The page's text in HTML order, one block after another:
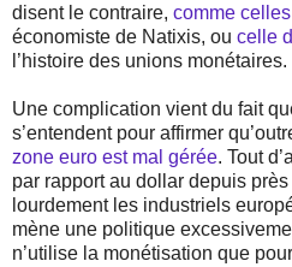
disent le contraire, comme
économiste de Natixis, ou celle
l’histoire des unions monétaires.
Une complication vient du fait
s’entendent pour affirmer
zone euro est mal gérée. Tout
par rapport au dollar depuis
lourdement les industriels
mène une politique
n’utilise la monétisation que